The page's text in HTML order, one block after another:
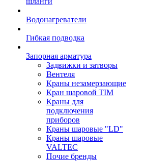
Водонагреватели
Гибкая подводка
Запорная арматура
Задвижки и затворы
Вентеля
Краны незамерзающие
Кран шаровой TIM
Краны для
подключения
приборов
Краны шаровые "LD"
Краны шаровые
VALTEC
Почие бренды